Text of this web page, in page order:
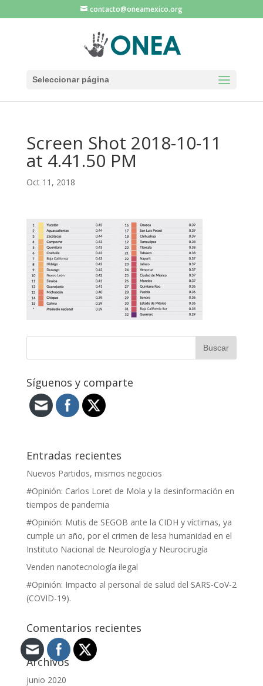
contacto@oneamexico.org
Seleccionar página
Screen Shot 2018-10-11
at 4.41.50 PM
Oct 11, 2018
Síguenos y comparte
Entradas recientes
Nuevos Partidos, mismos negocios
#Opinión: Carlos Loret de Mola y la desinformación en
tiempos de pandemia
#Opinión: Mutis de SEGOB ante la CIDH y víctimas, ya
cumple un año, por el crimen de lesa humanidad en el
Instituto Nacional de Neurología y Neurocirugía
Venden nanotecnología ilegal
#Opinión: Impacto al personal de salud del SARS-CoV-2
(COVID-19).
Comentarios recientes
Archivos
junio 2020